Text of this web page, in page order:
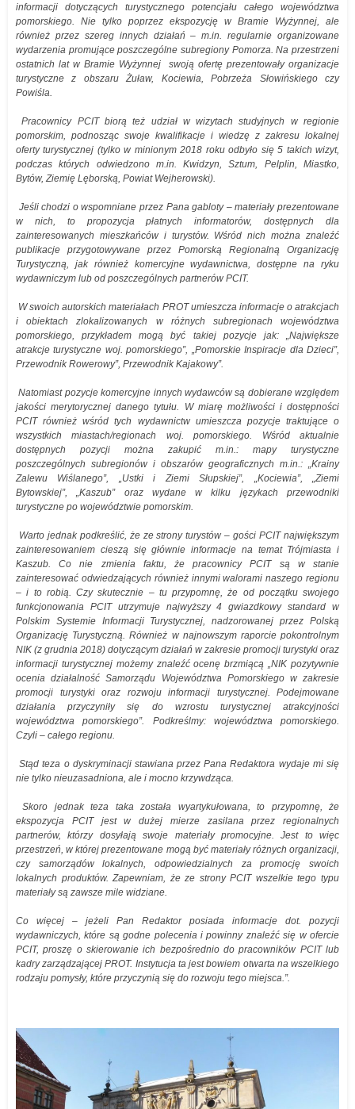
informacji dotyczących turystycznego potencjału całego województwa
pomorskiego. Nie tylko poprzez ekspozycję w Bramie Wyżynnej, ale
również przez szereg innych działań – m.in. regularnie organizowane
wydarzenia promujące poszczególne subregiony Pomorza. Na przestrzeni
ostatnich lat w Bramie Wyżynnej swoją ofertę prezentowały organizacje
turystyczne z obszaru Żuław, Kociewia, Pobrzeża Słowińskiego czy
Powiśla.
Pracownicy PCIT biorą też udział w wizytach studyjnych w regionie
pomorskim, podnosząc swoje kwalifikacje i wiedzę z zakresu lokalnej
oferty turystycznej (tylko w minionym 2018 roku odbyło się 5 takich wizyt,
podczas których odwiedzono m.in. Kwidzyn, Sztum, Pelplin, Miastko,
Bytów, Ziemię Lęborską, Powiat Wejherowski).
Jeśli chodzi o wspomniane przez Pana gabloty – materiały prezentowane
w nich, to propozycja płatnych informatorów, dostępnych dla
zainteresowanych mieszkańców i turystów. Wśród nich można znaleźć
publikacje przygotowywane przez Pomorską Regionalną Organizację
Turystyczną, jak również komercyjne wydawnictwa, dostępne na ryku
wydawniczym lub od poszczególnych partnerów PCIT.
W swoich autorskich materiałach PROT umieszcza informacje o atrakcjach
i obiektach zlokalizowanych w różnych subregionach województwa
pomorskiego, przykładem mogą być takiej pozycje jak: „Największe
atrakcje turystyczne woj. pomorskiego”, „Pomorskie Inspiracje dla Dzieci”,
Przewodnik Rowerowy”, Przewodnik Kajakowy”.
Natomiast pozycje komercyjne innych wydawców są dobierane względem
jakości merytorycznej danego tytułu. W miarę możliwości i dostępności
PCIT również wśród tych wydawnictw umieszcza pozycje traktujące o
wszystkich miastach/regionach woj. pomorskiego. Wśród aktualnie
dostępnych pozycji można zakupić m.in.: mapy turystyczne
poszczególnych subregionów i obszarów geograficznych m.in.: „Krainy
Zalewu Wiślanego”, „Ustki i Ziemi Słupskiej”, „Kociewia”, „Ziemi
Bytowskiej”, „Kaszub” oraz wydane w kilku językach przewodniki
turystyczne po województwie pomorskim.
Warto jednak podkreślić, że ze strony turystów – gości PCIT największym
zainteresowaniem cieszą się głównie informacje na temat Trójmiasta i
Kaszub. Co nie zmienia faktu, że pracownicy PCIT są w stanie
zainteresować odwiedzających również innymi walorami naszego regionu
– i to robią. Czy skutecznie – tu przypomnę, że od początku swojego
funkcjonowania PCIT utrzymuje najwyższy 4 gwiazdkowy standard w
Polskim Systemie Informacji Turystycznej, nadzorowanej przez Polską
Organizację Turystyczną. Również w najnowszym raporcie pokontrolnym
NIK (z grudnia 2018) dotyczącym działań w zakresie promocji turystyki oraz
informacji turystycznej możemy znaleźć ocenę brzmiącą „NIK pozytywnie
ocenia działalność Samorządu Województwa Pomorskiego w zakresie
promocji turystyki oraz rozwoju informacji turystycznej. Podejmowane
działania przyczyniły się do wzrostu turystycznej atrakcyjności
województwa pomorskiego”. Podkreślmy: województwa pomorskiego.
Czyli – całego regionu.
Stąd teza o dyskryminacji stawiana przez Pana Redaktora wydaje mi się
nie tylko nieuzasadniona, ale i mocno krzywdząca.
Skoro jednak teza taka została wyartykułowana, to przypomnę, że
ekspozycja PCIT jest w dużej mierze zasilana przez regionalnych
partnerów, którzy dosyłają swoje materiały promocyjne. Jest to więc
przestrzeń, w której prezentowane mogą być materiały różnych organizacji,
czy samorządów lokalnych, odpowiedzialnych za promocję swoich
lokalnych produktów. Zapewniam, że ze strony PCIT wszelkie tego typu
materiały są zawsze mile widziane.
Co więcej – jeżeli Pan Redaktor posiada informacje dot. pozycji
wydawniczych, które są godne polecenia i powinny znaleźć się w ofercie
PCIT, proszę o skierowanie ich bezpośrednio do pracowników PCIT lub
kadry zarządzającej PROT. Instytucja ta jest bowiem otwarta na wszelkiego
rodzaju pomysły, które przyczynią się do rozwoju tego miejsca.”.